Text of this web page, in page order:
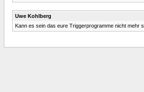
Uwe Kohlberg
Kann es sein das eure Triggerprogramme nicht mehr